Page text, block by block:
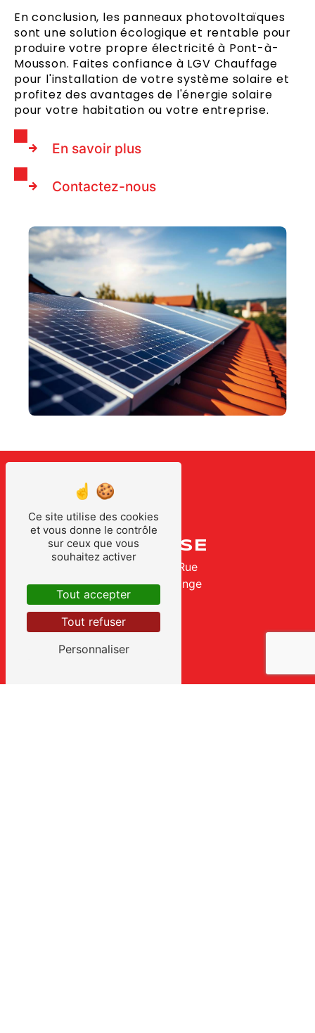
En conclusion, les panneaux photovoltaïques
sont une solution écologique et rentable pour
produire votre propre électricité à Pont-à-
Mousson. Faites confiance à LGV Chauffage
pour l'installation de votre système solaire et
profitez des avantages de l'énergie solaire
pour votre habitation ou votre entreprise.
En savoir plus
Contactez-nous
ADRESSE
28 Grande Rue
57310 Bertrange
Ce site utilise des cookies
et vous donne le contrôle
sur ceux que vous
souhaitez activer
Tout accepter
Tout refuser
Personnaliser